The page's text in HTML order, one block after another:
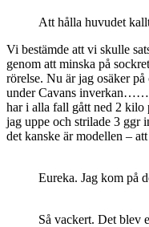
Att hålla huvudet
Vi bestämde att vi skulle
genom att minska på
rörelse. Nu är jag osäker
under Cavans
har i alla fall gått ned 2 kilo
jag uppe och strilade 3 ggr
det kanske är modellen –
Eureka. Jag kom
Så vackert. Det blev